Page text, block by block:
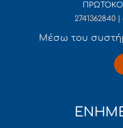
2741362840
Mέσω του